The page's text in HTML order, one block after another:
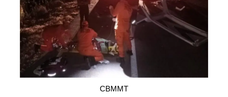
CBMMT